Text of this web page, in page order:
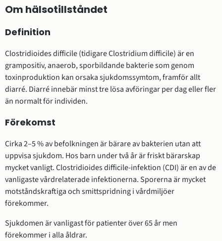
Om hälsotillståndet
Definition
Clostridioides difficile (tidigare Clostridium difficile) är en
grampositiv, anaerob, sporbildande bakterie som genom
toxinproduktion kan orsaka sjukdomssymtom, framför allt
diarré. Diarré innebär minst tre lösa avföringar per dag eller fler
än normalt för individen.
Förekomst
Cirka 2–5 % av befolkningen är bärare av bakterien utan att
uppvisa sjukdom. Hos barn under två år är friskt bärarskap
mycket vanligt. Clostridioides difficile-infektion (CDI) är en av de
vanligaste vårdrelaterade infektionerna. Sporerna är mycket
motståndskraftiga och smittspridning i vårdmiljöer
förekommer.
Sjukdomen är vanligast för patienter över 65 år men
förekommer i alla åldrar.